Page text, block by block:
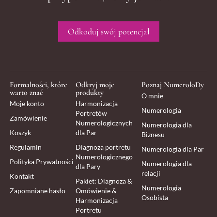
Odkoduj swój potencjał
Formalności, które
warto znać
Moje konto
Zamówienie
Koszyk
Regulamin
Polityka Prywatności
Kontakt
Zapomniane hasło
Odkryj moje
produkty
Harmonizacja
Portretów
Numerologicznych
dla Par
Diagnoza portretu
Numerologicznego
dla Pary
Pakiet: Diagnoza &
Omówienie &
Harmonizacja
Portretu
Poznaj NumeroloDy
O mnie
Numerologia
Numerologia dla
Biznesu
Numerologia dla Par
Numerologia dla
relacji
Numerologia
Osobista